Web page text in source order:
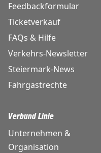
Feedbackformular
Ticketverkauf
FAQs & Hilfe
Verkehrs-Newsletter
Steiermark-News
Fahrgastrechte
Verbund Linie
Unternehmen &
Organisation